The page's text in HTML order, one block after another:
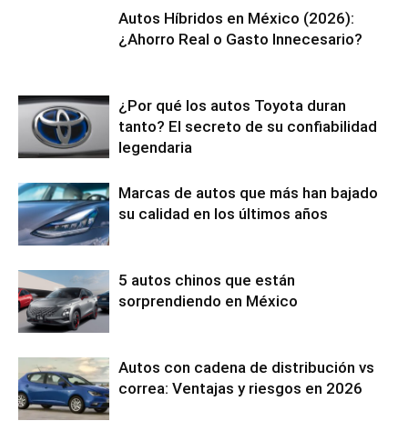
Autos Híbridos en México (2026):
¿Ahorro Real o Gasto Innecesario?
¿Por qué los autos Toyota duran
tanto? El secreto de su confiabilidad
legendaria
Marcas de autos que más han bajado
su calidad en los últimos años
5 autos chinos que están
sorprendiendo en México
Autos con cadena de distribución vs
correa: Ventajas y riesgos en 2026